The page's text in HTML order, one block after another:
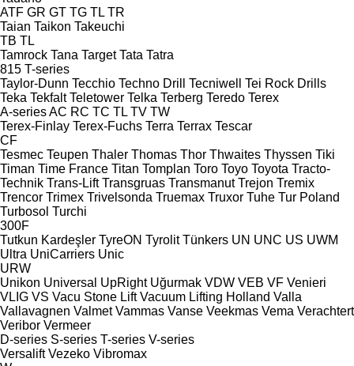
ATF GR GT TG TL TR
Taian Taikon Takeuchi
TB TL
Tamrock Tana Target Tata Tatra
815 T-series
Taylor-Dunn Tecchio Techno Drill Tecniwell
Tei Rock Drills
Teka Tekfalt Teletower Telka Terberg Teredo Terex
A-seriesAC RC TC TL TV TW
Terex-Finlay Terex-Fuchs Terra Terrax Tescar
CF
Tesmec Teupen Thaler Thomas Thor Thwaites Thyssen Tiki
Timan Time France Titan Tomplan Toro Toyo Toyota Tracto-
Technik Trans-Lift Transgruas Transmanut Trejon Tremix
Trencor Trimex Trivelsonda Truemax Truxor Tuhe Tur Poland
Turbosol Turchi
300F
Tutkun Kardeşler TyreON Tyrolit Tünkers UN UNC US UWM
Ultra UniCarriers Unic
URW
Unikon Universal UpRight Uğurmak VDW VEB VF Venieri
VLIG VS Vacu Stone Lift Vacuum Lifting Holland Valla
Vallavagnen Valmet Vammas Vanse Veekmas Vema Verachtert
Veribor Vermeer
D-series S-series T-series V-series
Versalift Vezeko Vibromax